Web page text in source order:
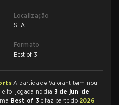
Localização
SEA
Formato
Best of 3
A partida de Valorant terminou
e foi jogada no dia3 de jun. de
Best of 3 e faz parte do 2026